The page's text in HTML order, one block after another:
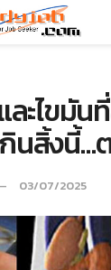
ะไขมัน
นสิ้งนี้…
03/07/2025